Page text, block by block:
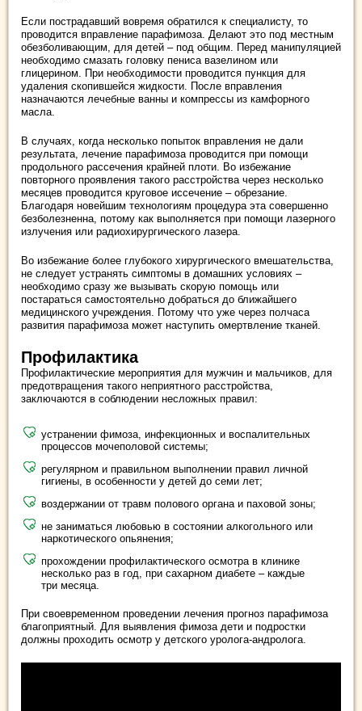
Если пострадавший вовремя обратился к специалисту, то
проводится вправление парафимоза. Делают это под местным
обезболивающим, для детей – под общим. Перед манипуляцией
необходимо смазать головку пениса вазелином или
глицерином. При необходимости проводится пункция для
удаления скопившейся жидкости. После вправления
назначаются лечебные ванны и компрессы из камфорного
масла.
В случаях, когда несколько попыток вправления не дали
результата, лечение парафимоза проводится при помощи
продольного рассечения крайней плоти. Во избежание
повторного проявления такого расстройства через несколько
месяцев проводится круговое иссечение – обрезание.
Благодаря новейшим технологиям процедура эта совершенно
безболезненна, потому как выполняется при помощи лазерного
излучения или радиохирургического лазера.
Во избежание более глубокого хирургического вмешательства,
не следует устранять симптомы в домашних условиях –
необходимо сразу же вызывать скорую помощь или
постараться самостоятельно добраться до ближайшего
медицинского учреждения. Потому что уже через полчаса
развития парафимоза может наступить омертвление тканей.
Профилактика
Профилактические мероприятия для мужчин и мальчиков, для
предотвращения такого неприятного расстройства,
заключаются в соблюдении несложных правил:
устранении фимоза, инфекционных и воспалительных
процессов мочеполовой системы;
регулярном и правильном выполнении правил личной
гигиены, в особенности у детей до семи лет;
воздержании от травм полового органа и паховой зоны;
не заниматься любовью в состоянии алкогольного или
наркотического опьянения;
прохождении профилактического осмотра в клинике
несколько раз в год, при сахарном диабете – каждые
три месяца.
При своевременном проведении лечения прогноз парафимоза
благоприятный. Для выявления фимоза дети и подростки
должны проходить осмотр у детского уролога-андролога.